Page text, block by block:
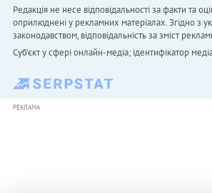
Редакція не несе відповідальності за факти та
оприлюднені у рекламних матеріалах. Згідно з
законодавством, відповідальність за зміст
Cуб'єкт у сфері онлайн-медіа; ідентифікатор
РЕКЛАМА